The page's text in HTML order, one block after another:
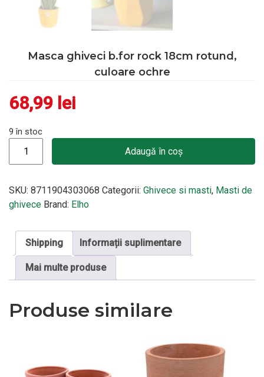
Masca ghiveci b.for rock 18cm rotund,
culoare ochre
68,99 lei
9 în stoc
Adaugă în coș
SKU: 8711904303068 Categorii: Ghivece si masti, Masti de
ghivece Brand: Elho
Shipping Informații suplimentare
Mai multe produse
Produse similare